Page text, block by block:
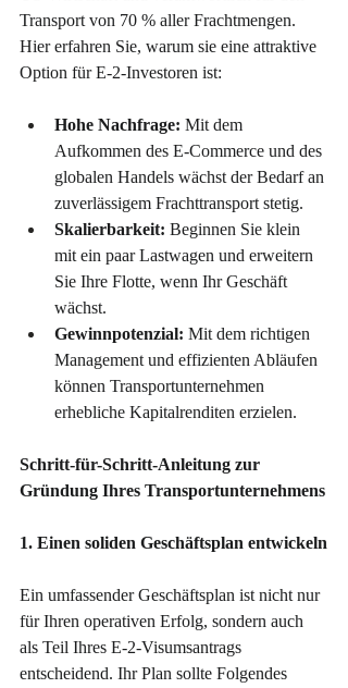
Transport von 70 % aller Frachtmengen.
Hier erfahren Sie, warum sie eine attraktive
Option für E-2-Investoren ist:
Hohe Nachfrage: Mit dem
Aufkommen des E-Commerce und des
globalen Handels wächst der Bedarf an
zuverlässigem Frachttransport stetig.
Skalierbarkeit: Beginnen Sie klein
mit ein paar Lastwagen und erweitern
Sie Ihre Flotte, wenn Ihr Geschäft
wächst.
Gewinnpotenzial: Mit dem richtigen
Management und effizienten Abläufen
können Transportunternehmen
erhebliche Kapitalrenditen erzielen.
Schritt-für-Schritt-Anleitung zur
Gründung Ihres Transportunternehmens
1. Einen soliden Geschäftsplan entwickeln
Ein umfassender Geschäftsplan ist nicht nur
für Ihren operativen Erfolg, sondern auch
als Teil Ihres E-2-Visumsantrags
entscheidend. Ihr Plan sollte Folgendes